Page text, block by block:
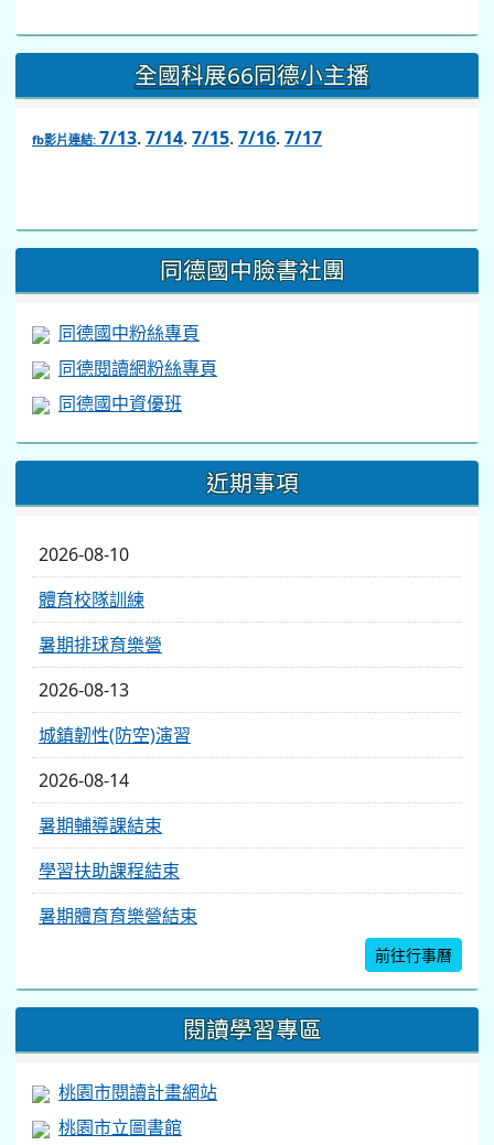
全國科展66同德小主播
fb影片連結: 7/13. 7/14. 7/15. 7/16. 7/17
https://www.facebook.com/share/v/1BsLSkstia/
同德國中臉書社團
同德國中粉絲專頁
同德閱讀網粉絲專頁
同德國中資優班
近期事項
2026-08-10
體育校隊訓練
暑期排球育樂營
2026-08-13
城鎮韌性(防空)演習
2026-08-14
暑期輔導課結束
學習扶助課程結束
暑期體育育樂營結束
前往行事曆
閱讀學習專區
桃園市閱讀計畫網站
桃園市立圖書館